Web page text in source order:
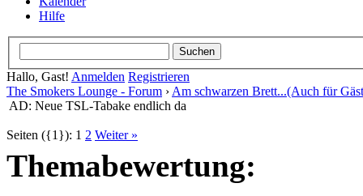
Hilfe
Hallo, Gast! Anmelden Registrieren
The Smokers Lounge - Forum › Am schwarzen Brett...(Auch für
AD: Neue TSL-Tabake endlich da
Seiten ({1}): 1 2 Weiter »
Themabewertung: